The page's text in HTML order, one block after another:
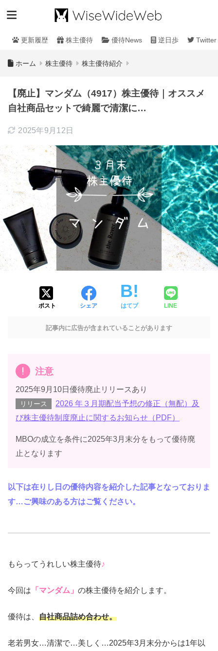
更新履歴 株主優待 優待News 逆日歩 Twitter
ホーム 株主優待 株主優待紹介
【廃止】マンダム（4917）株主優待｜オススメ
自社商品セットで綺麗で清潔に…
2025年9月12日
ポスト シェア はてブ LINE
記事内に広告が含まれていることがあります
注意
2025年9月10日優待廃止リリースあり
リリース
2026 年３月期配当予想の修正（無配）及
び株主優待制度廃止に関するお知らせ（PDF）
MBOの成立を条件に2025年3月末分をもって優待廃
止となります
以下は在りし日の優待内容を紹介した記事となっておりま
す…ご興味のある方はご覧ください。
もらってうれしい株主優待♪
今回は 「マンダム」 の株主優待を紹介します。
優待は、 自社商品詰め合わせ。
老若男女…清潔で…美しく…2025年3月末分からは1年以